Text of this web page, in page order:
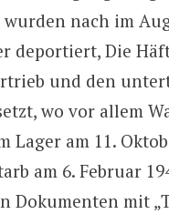
nach im
deportiert, Die
und den
wo vor allem
Lager am 11.
am 6. Februar
Dokumenten mit